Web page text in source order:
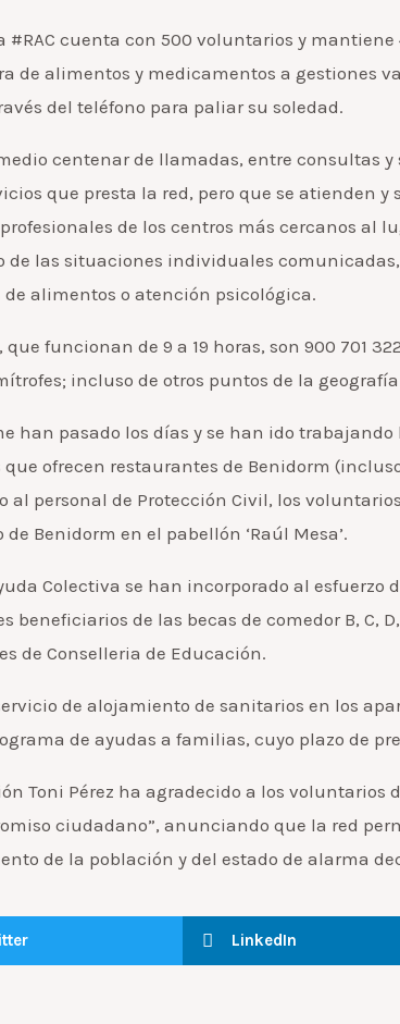
#RAC cuenta con 500 voluntarios y
de alimentos y medicamentos a gestiones
del teléfono para paliar su soledad.
centenar de llamadas, entre consultas
que presta la red, pero que se atienden
de los centros más cercanos al
las situaciones individuales
alimentos o atención psicológica.
funcionan de 9 a 19 horas, son 900 701
incluso de otros puntos de la
han pasado los días y se han ido
ofrecen restaurantes de Benidorm
personal de Protección Civil, los
Benidorm en el pabellón ‘Raúl Mesa’.
Colectiva se han incorporado al
beneficiarios de las becas de comedor B, C,
de Conselleria de Educación.
de alojamiento de sanitarios en los
de ayudas a familias, cuyo plazo de
Toni Pérez ha agradecido a los voluntarios
ciudadano”, anunciando que la red
de la población y del estado de alarma
LinkedIn